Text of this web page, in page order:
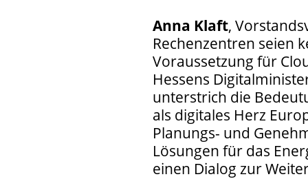
Anna Klaft,
Rechenzentren seien
Voraussetzung für
Hessens
unterstrich die
als digitales Herz
Planungs- und
Lösungen für das
einen Dialog zur